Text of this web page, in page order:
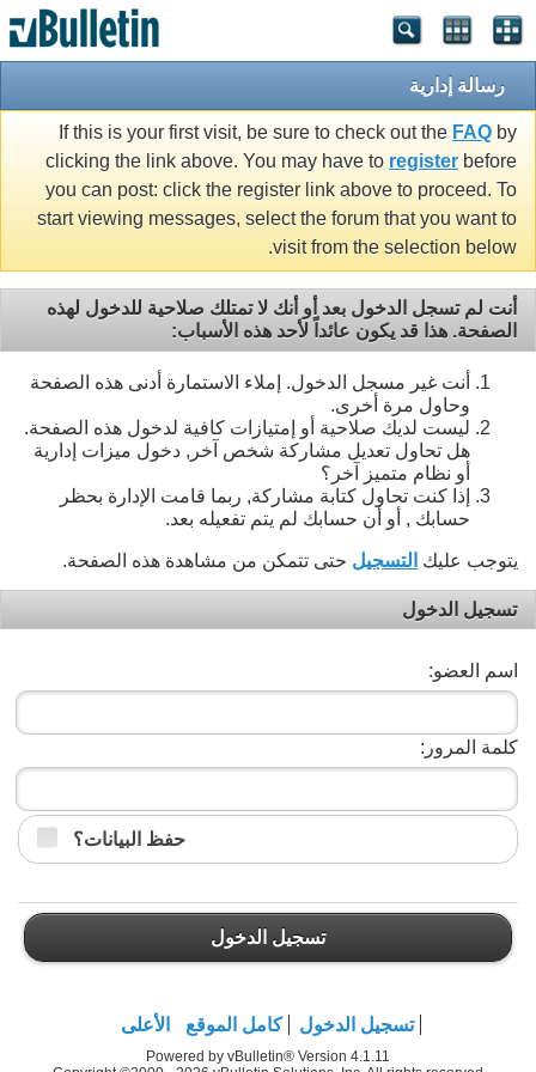
رسالة إدارية
If this is your first visit, be sure to check out the FAQ by
clicking the link above. You may have to register before
you can post: click the register link above to proceed. To
start viewing messages, select the forum that you want to
visit from the selection below.
أنت لم تسجل الدخول بعد أو أنك لا تمتلك صلاحية للدخول لهذه
الصفحة. هذا قد يكون عائداً لأحد هذه الأسباب:
أنت غير مسجل الدخول. إملاء الاستمارة أدنى هذه الصفحة
وحاول مرة أخرى.
ليست لديك صلاحية أو إمتيازات كافية لدخول هذه الصفحة.
هل تحاول تعديل مشاركة شخص آخر, دخول ميزات إدارية
أو نظام متميز آخر؟
إذا كنت تحاول كتابة مشاركة, ربما قامت الإدارة بحظر
حسابك , أو أن حسابك لم يتم تفعيله بعد.
يتوجب عليك التسجيل حتى تتمكن من مشاهدة هذه الصفحة.
تسجيل الدخول
اسم العضو:
كلمة المرور:
حفظ البيانات؟
تسجيل الدخول
تسجيل الدخول كامل الموقع الأعلى
Powered by vBulletin® Version 4.1.11